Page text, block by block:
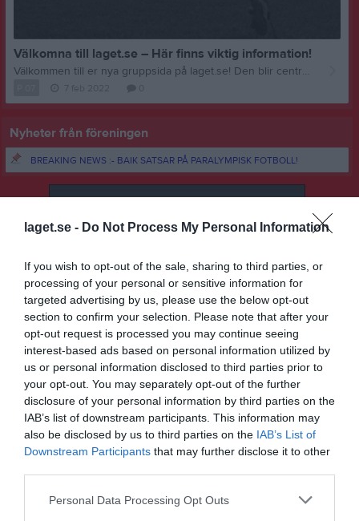
laget.se - Do Not Process My Personal Information
If you wish to opt-out of the sale, sharing to third parties, or
processing of your personal or sensitive information for
targeted advertising by us, please use the below opt-out
section to confirm your selection. Please note that after your
opt-out request is processed you may continue seeing
interest-based ads based on personal information utilized by
us or personal information disclosed to third parties prior to
your opt-out. You may separately opt-out of the further
disclosure of your personal information by third parties on the
IAB’s list of downstream participants. This information may
also be disclosed by us to third parties on the IAB’s List of
Downstream Participants that may further disclose it to other
Personal Data Processing Opt Outs
Välkomna till laget.se – Här finns viktig information!
Välkommen till er nya gruppsida på laget.se! Den blir central i all kommunikation mellan aktiva, ledare, föräldrar och andra intresserade. För att komma igång direkt med en bra kommunikation i och omkring gruppen finns ett antal viktiga punkter för sidans administratör: • Logga in och lägga till alla aktiva och ledare under Medlemmar. • Fylla på kalendern med alla inplanerade aktiviteter. Matcher läggs till via Serier medan träningar och andra aktiviteter läggs till via Aktiviteter. • Skriv nyheter löpande och berätta om verksamheten. I takt med att nya nyheter läggs till kommer den här nyhetstexten att försvinna. Om någon i gruppen har frågor om laget.se är man alltid välkommen att kontakta vår support på support@laget.se eller 019-15 44 00. Varmt välkomna till laget.se!
Nyheter från föreningen
BREAKING NEWS :- BAIK SATSAR PÅ PARALYMPISK FOTBOLL!
Senast uppladdade video